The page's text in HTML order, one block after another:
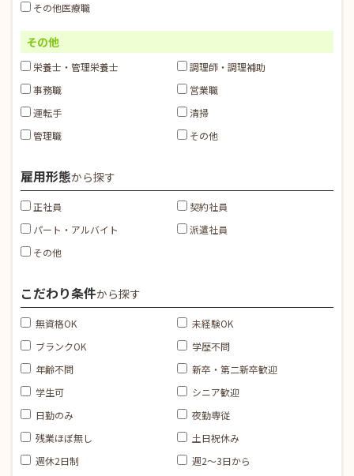
その他医療職
その他
栄養士・管理栄養士
調理師・調理補助
事務職
営業職
運転手
清掃
管理職
その他
雇用形態から探す
正社員
契約社員
パート・アルバイト
派遣社員
その他
こだわり条件から探す
無資格OK
未経験OK
ブランクOK
学歴不問
年齢不問
新卒・第二新卒歓迎
学生可
シニア歓迎
日勤のみ
夜勤専従
残業ほぼ無し
土日祝休み
週休2日制
週2～3日から